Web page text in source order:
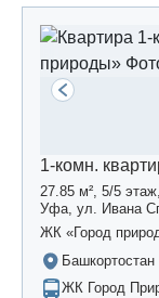
1-комн.
27.85 м², 5/5
Уфа, ул. Ивана
ЖК «Город
ЖК Город